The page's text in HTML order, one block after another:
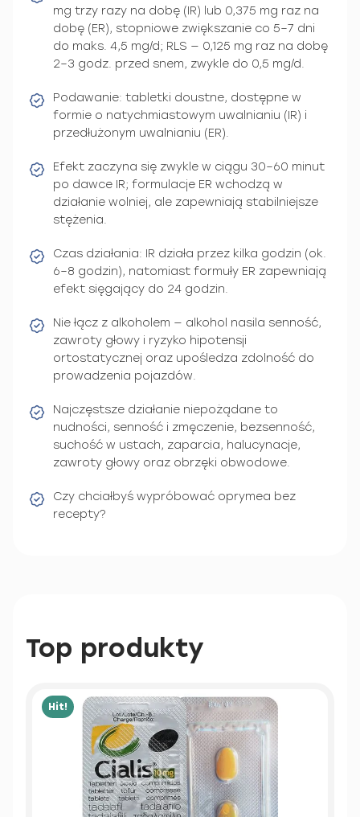
mg trzy razy na dobę (IR) lub 0,375 mg raz na
dobę (ER), stopniowe zwiększanie co 5–7 dni
do maks. 4,5 mg/d; RLS — 0,125 mg raz na dobę
2–3 godz. przed snem, zwykle do 0,5 mg/d.
Podawanie: tabletki doustne, dostępne w
formie o natychmiastowym uwalnianiu (IR) i
przedłużonym uwalnianiu (ER).
Efekt zaczyna się zwykle w ciągu 30–60 minut
po dawce IR; formulacje ER wchodzą w
działanie wolniej, ale zapewniają stabilniejsze
stężenia.
Czas działania: IR działa przez kilka godzin (ok.
6–8 godzin), natomiast formuły ER zapewniają
efekt sięgający do 24 godzin.
Nie łącz z alkoholem — alkohol nasila senność,
zawroty głowy i ryzyko hipotensji
ortostatycznej oraz upośledza zdolność do
prowadzenia pojazdów.
Najczęstsze działanie niepożądane to
nudności, senność i zmęczenie, bezsenność,
suchość w ustach, zaparcia, halucynacje,
zawroty głowy oraz obrzęki obwodowe.
Czy chciałbyś wypróbować oprymea bez
recepty?
Top produkty
Hit!